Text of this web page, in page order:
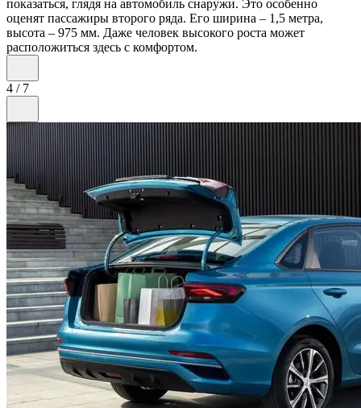
показаться, глядя на автомобиль снаружи. Это особенно
оценят пассажиры второго ряда. Его ширина – 1,5 метра,
высота – 975 мм. Даже человек высокого роста может
расположиться здесь с комфортом.
4 / 7